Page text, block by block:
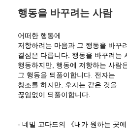
행동을 바꾸려는 사람
어떠한 행동에
저항하려는 마음과 그 행동을 바꾸
결심은 다릅니다. 행동을 바꾸려는
행동하지만, 행동에 저항하는 사람
그 행동을 되풀이합니다. 전자는
창조를 하지만, 후자는 같은 것을
끊임없이 되풀이합니다.
- 네빌 고다드의 《내가 원하는 곳